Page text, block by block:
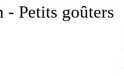
- Petits goûters